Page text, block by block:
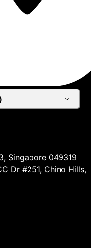
Singapore 049319
Dr #251, Chino Hills,